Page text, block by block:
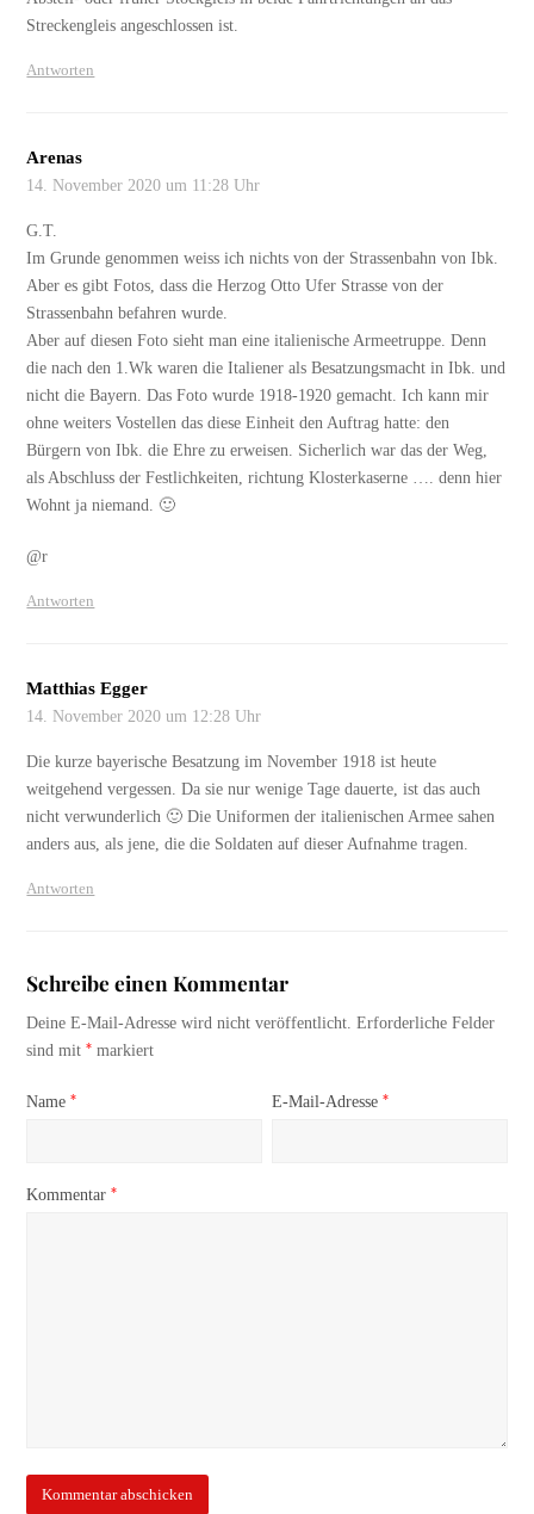
Streckengleis angeschlossen ist.
Antworten
Arenas
14. November 2020 um 11:28 Uhr
G.T.
Im Grunde genommen weiss ich nichts von der Strassenbahn von Ibk.
Aber es gibt Fotos, dass die Herzog Otto Ufer Strasse von der
Strassenbahn befahren wurde.
Aber auf diesen Foto sieht man eine italienische Armeetruppe. Denn
die nach den 1.Wk waren die Italiener als Besatzungsmacht in Ibk. und
nicht die Bayern. Das Foto wurde 1918-1920 gemacht. Ich kann mir
ohne weiters Vostellen das diese Einheit den Auftrag hatte: den
Bürgern von Ibk. die Ehre zu erweisen. Sicherlich war das der Weg,
als Abschluss der Festlichkeiten, richtung Klosterkaserne …. denn hier
Wohnt ja niemand. 🙂
@r
Antworten
Matthias Egger
14. November 2020 um 12:28 Uhr
Die kurze bayerische Besatzung im November 1918 ist heute
weitgehend vergessen. Da sie nur wenige Tage dauerte, ist das auch
nicht verwunderlich 🙂 Die Uniformen der italienischen Armee sahen
anders aus, als jene, die die Soldaten auf dieser Aufnahme tragen.
Antworten
Schreibe einen Kommentar
Deine E-Mail-Adresse wird nicht veröffentlicht. Erforderliche Felder
sind mit* markiert
Name* E-Mail-Adresse*
Kommentar*